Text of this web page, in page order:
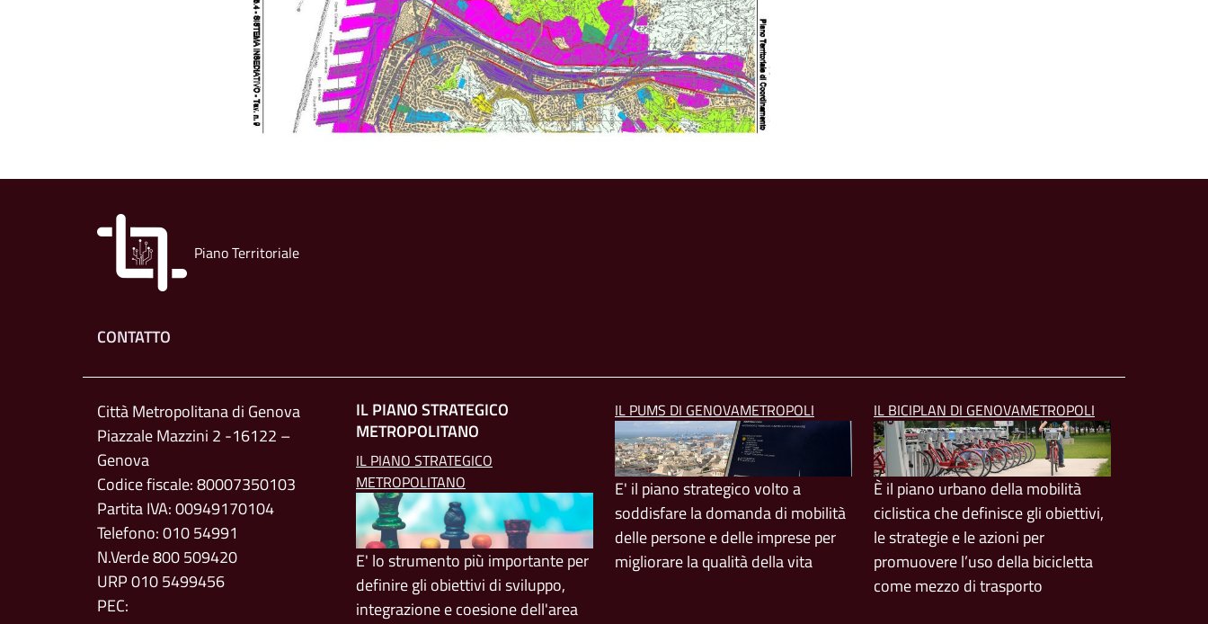
Piano Territoriale
Footer menu
CONTATTO
Città Metropolitana di Genova
Piazzale Mazzini 2 -16122 –
Genova
Codice fiscale: 80007350103
Partita IVA: 00949170104
Telefono: 010 54991
N.Verde 800 509420
URP 010 5499456
PEC:
IL PIANO STRATEGICO
METROPOLITANO
IL PIANO STRATEGICO
METROPOLITANO
E' lo strumento più importante per
definire gli obiettivi di sviluppo,
integrazione e coesione dell'area
IL PUMS DI GENOVAMETROPOLI
E' il piano strategico volto a
soddisfare la domanda di mobilità
delle persone e delle imprese per
migliorare la qualità della vita
IL BICIPLAN DI GENOVAMETROPOLI
È il piano urbano della mobilità
ciclistica che definisce gli obiettivi,
le strategie e le azioni per
promuovere l’uso della bicicletta
come mezzo di trasporto